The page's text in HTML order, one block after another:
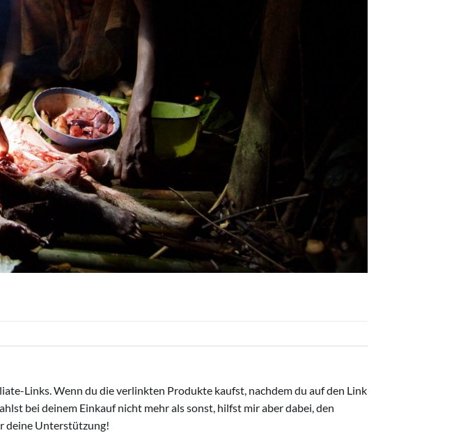
Links. Wenn du die verlinkten Produkte kaufst, nachdem du auf den Link
bei deinem Einkauf nicht mehr als sonst, hilfst mir aber dabei, den
deine Unterstützung!